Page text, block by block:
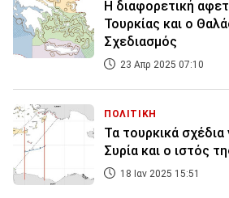
Η διαφορετική
Τουρκίας και ο
Σχεδιασμός
23 Απρ 2025 07:10
ΠΟΛΙΤΙΚΗ
Τα τουρκικά
Συρία και ο ιστός
18 Ιαν 2025 15:51